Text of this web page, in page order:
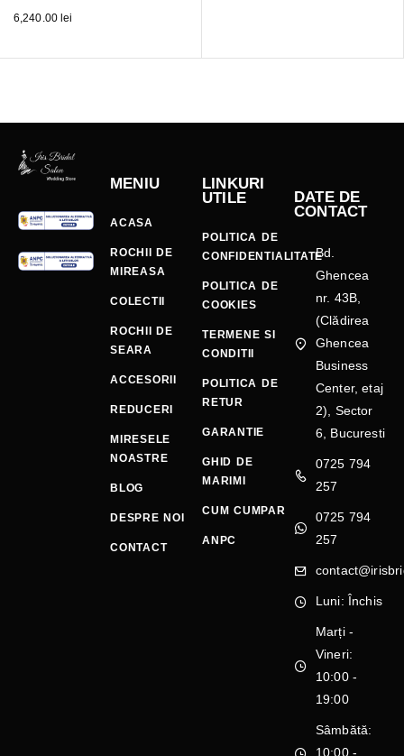
6,240.00 lei
MENIU
ACASA
ROCHII DE
MIREASA
COLECTII
ROCHII DE
SEARA
ACCESORII
REDUCERI
MIRESELE
NOASTRE
BLOG
DESPRE NOI
CONTACT
LINKURI
UTILE
POLITICA DE
CONFIDENTIALITATE
POLITICA DE
COOKIES
TERMENE SI
CONDITII
POLITICA DE
RETUR
GARANTIE
GHID DE
MARIMI
CUM CUMPAR
ANPC
DATE DE
CONTACT
Bd.
Ghencea
nr. 43B,
(Clădirea
Ghencea
Business
Center, etaj
2), Sector
6, Bucuresti
0725 794
257
0725 794
257
Luni: Închis
Marți -
Vineri:
10:00 -
19:00
Sâmbătă:
10:00 -